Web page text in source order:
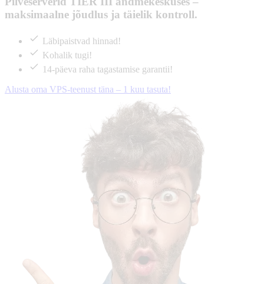
maksimaalne jõudlus ja täielik kontroll.
Läbipaistvad hinnad!
Kohalik tugi!
14-päeva raha tagastamise garantii!
Alusta oma VPS-teenust täna – 1 kuu tasuta!